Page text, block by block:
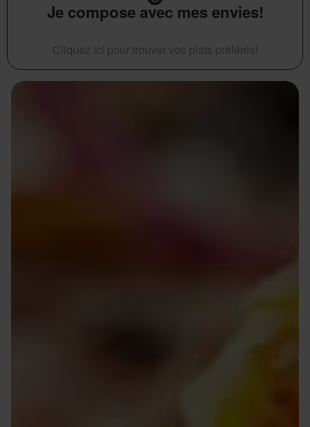
Je compose avec mes envies!
Cliquez ici pour trouver vos plats préférés!